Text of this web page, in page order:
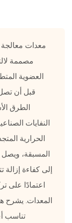
معدات معالجة
مصممة
العضوية
قبل أن
الطرق
النفايات
الحرارية
المسبقة،
اعتمادًا على
المعدات. يشرح
تناسب